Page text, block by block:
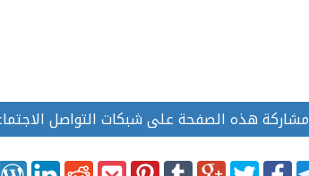
مشاركة هذه الصفحة على شبكات التواصل